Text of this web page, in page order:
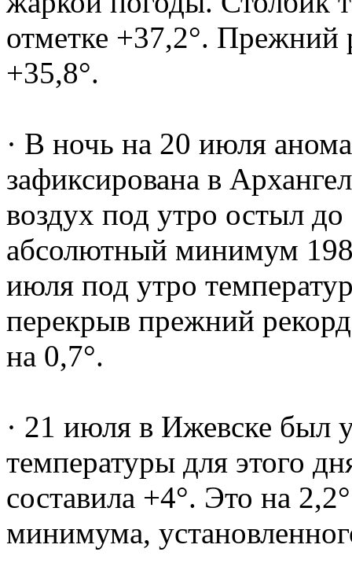
отметке +37,2°. Прежний
+35,8°.
· В ночь на 20 июля
зафиксирована в
воздух под утро остыл
абсолютный минимум
июля под утро
перекрыв прежний
на 0,7°.
· 21 июля в Ижевске был
температуры для этого
составила +4°. Это на
минимума,